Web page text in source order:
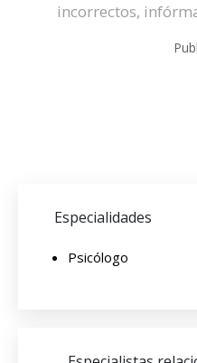
incorrectos,
Especialidades
Psicólogo